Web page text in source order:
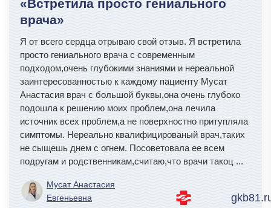
«Встретила просто гениального
врача»
Я от всего сердца отрываю свой отзыв. Я встретила
просто гениального врача с современным
подходом,очень глубокими знаниями и нереальной
заинтересованностью к каждому пациенту Мусат
Анастасия врач с большой буквы,она очень глубоко
подошла к решению моих проблем,она лечила
источник всех проблем,а не поверхностно притупляла
симптомы. Нереально квалифицированый врач,таких
не сыщешь днем с огнем. Посоветовала ее всем
подругам и родственникам,считаю,что врачи такоц ...
Мусат Анастасия
Евгеньевна